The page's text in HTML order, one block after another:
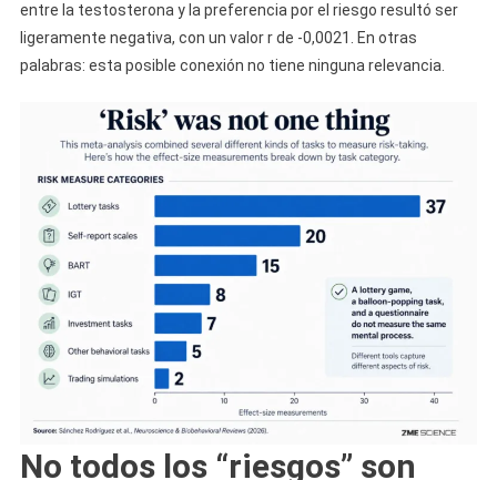
entre la testosterona y la preferencia por el riesgo resultó ser
ligeramente negativa, con un valor r de -0,0021. En otras
palabras: esta posible conexión no tiene ninguna relevancia.
No todos los “riesgos” son